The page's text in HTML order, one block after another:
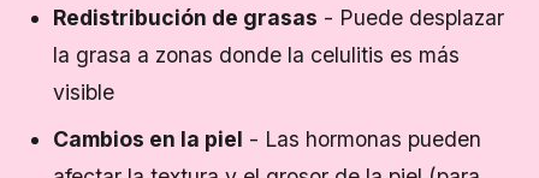
Redistribución de grasas - Puede desplazar
la grasa a zonas donde la celulitis es más
visible
Cambios en la piel - Las hormonas pueden